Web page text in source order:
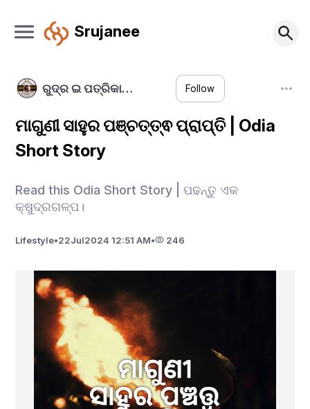
Srujanee
ରୁଦ୍ର ଇ ପତ୍ରିକା… Follow
ମାଗୁଣୀ ସାହୁର ପଞ୍ଚତ୍ତ୍ଵ ପ୍ରାପ୍ତି | Odia
Short Story
Read this Odia Short Story | ପଢନ୍ତୁ ଏକ
କ୍ଷୁଦ୍ରଗଳ୍ପ।
Lifestyle•22Jul2024 12:51 AM• 246